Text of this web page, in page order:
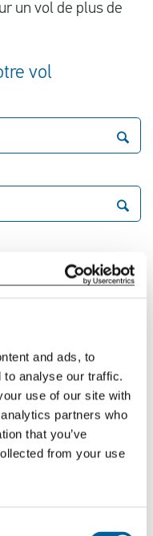
and ads, to
to analyse our traffic.
use of our site with
partners who
that you’ve
from your use
un vol de plus de
vol
le règlement
à une
ci est fonction de
est divisée en
européennes.